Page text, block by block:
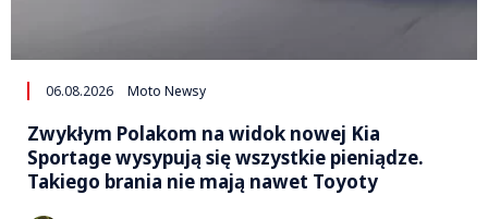
06.08.2026 Moto Newsy
Zwykłym Polakom na widok nowej Kia
Sportage wysypują się wszystkie pieniądze.
Takiego brania nie mają nawet Toyoty